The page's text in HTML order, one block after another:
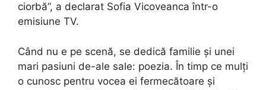
ciorbă”, a declarat Sofia Vicoveanca într-o
emisiune TV.
Când nu e pe scenă, se dedică familie și unei
mari pasiuni de-ale sale: poezia. În timp ce mulți
o cunosc pentru vocea ei fermecătoare și